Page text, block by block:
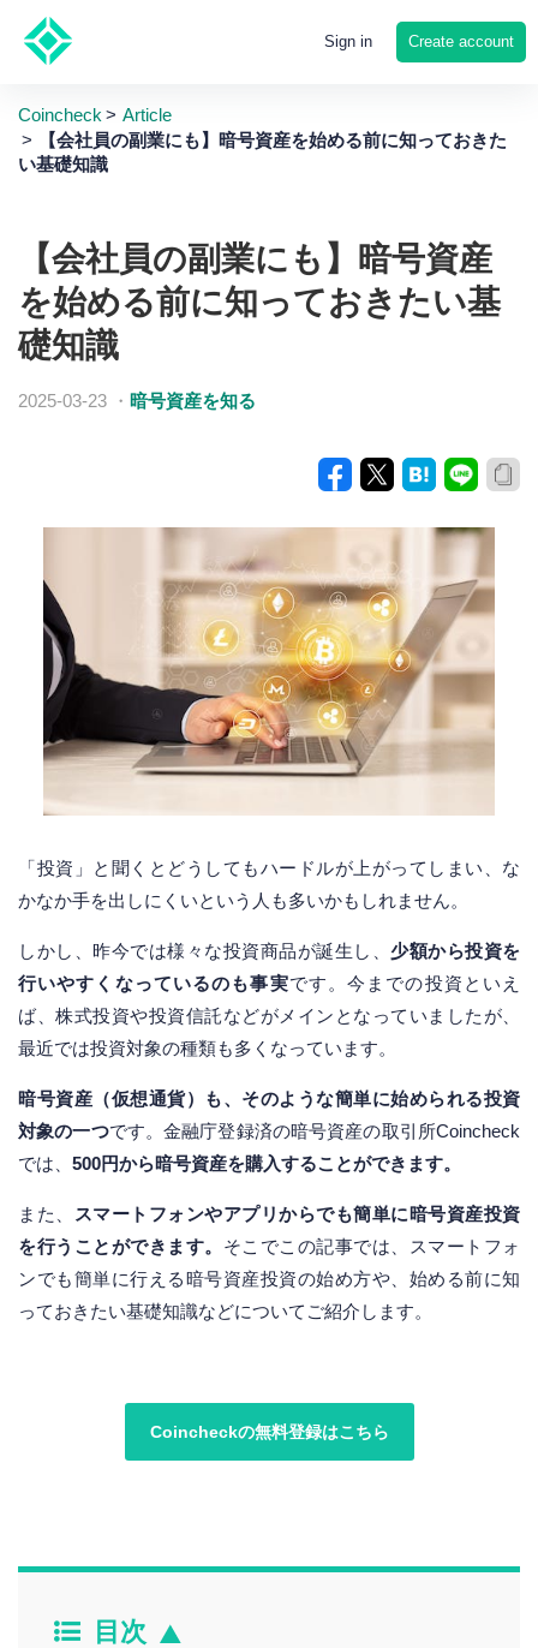
Sign in Create account
Coincheck
Article
【会社員の副業にも】暗号資産を始める前に知っておきた
い基礎知識
【会社員の副業にも】暗号資産
を始める前に知っておきたい基
礎知識
2025-03-23 ・ 暗号資産を知る
「投資」と聞くとどうしてもハードルが上がってしまい、な
かなか手を出しにくいという人も多いかもしれません。
しかし、昨今では様々な投資商品が誕生し、 少額から投資を
行いやすくなっているのも事実です。今までの投資といえ
ば、株式投資や投資信託などがメインとなっていましたが、
最近では投資対象の種類も多くなっています。
暗号資産（仮想通貨）も、そのような簡単に始められる投資
対象の一つです。金融庁登録済の暗号資産の取引所Coincheck
では、 500円から暗号資産を購入することができます。
また、
スマートフォンやアプリからでも簡単に暗号資産投資
を行うことができます。 そこでこの記事では、スマートフォ
ンでも簡単に行える暗号資産投資の始め方や、始める前に知
っておきたい基礎知識などについてご紹介します。
Coincheckの無料登録はこちら
目次